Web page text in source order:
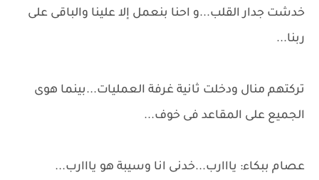
خدشت جدار القلب...و احنا بنعمل إلا علينا والباقى على
ربنا...
تركتهم منال ودخلت ثانية غرفة العمليات...بينما هوى
الجميع على المقاعد فى خوف...
عصام ببكاء: يااارب...خدنى انا وسيبة هو يااارب...